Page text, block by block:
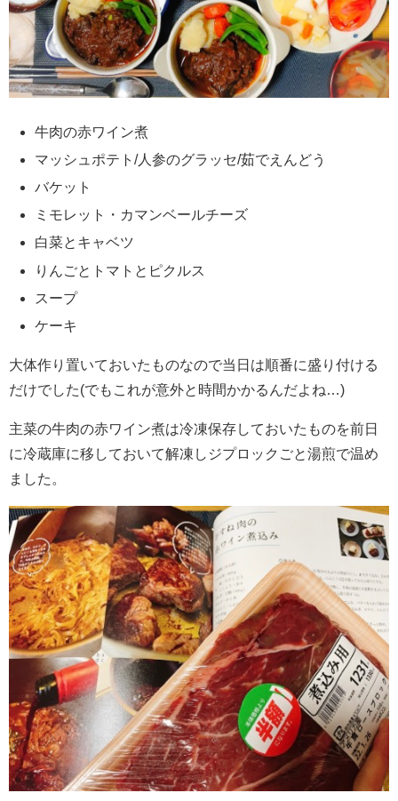
牛肉の赤ワイン煮
マッシュポテト/人参のグラッセ/茹でえんどう
バケット
ミモレット・カマンベールチーズ
白菜とキャベツ
りんごとトマトとピクルス
スープ
ケーキ
大体作り置いておいたものなので当日は順番に盛り付ける
だけでした(でもこれが意外と時間かかるんだよね…)
主菜の牛肉の赤ワイン煮は冷凍保存しておいたものを前日
に冷蔵庫に移しておいて解凍しジプロックごと湯煎で温め
ました。